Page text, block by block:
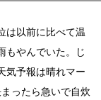
は以前に比べて温
もやんでいた。じ
気予報は晴れマー
ったら急いで自炊